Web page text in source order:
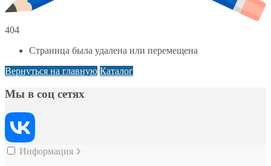
404
Страница была удалена или перемещена
Вернуться на главную Каталог
Мы в соц сетях
Информация